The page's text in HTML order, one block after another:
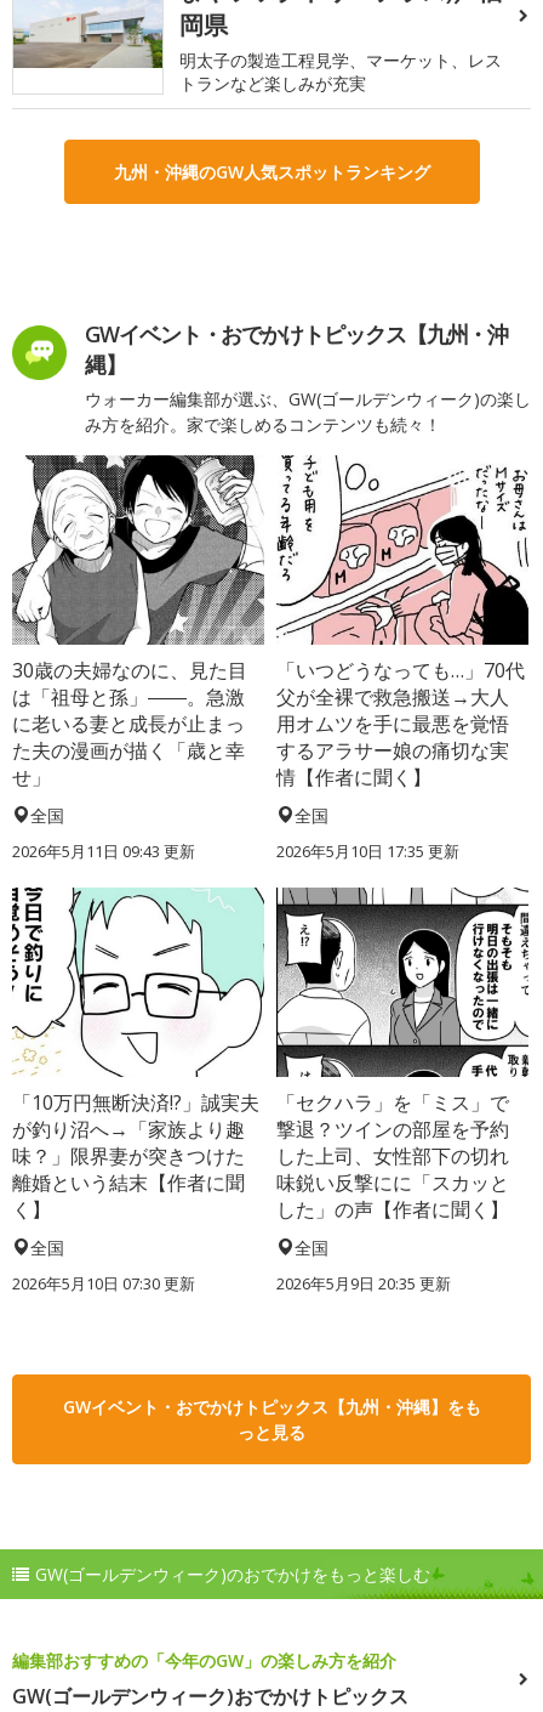
岡県
明太子の製造工程見学、マーケット、レス
トランなど楽しみが充実
九州・沖縄のGW人気スポットランキング
GWイベント・おでかけトピックス【九州・沖
縄】
ウォーカー編集部が選ぶ、GW(ゴールデンウィーク)の楽し
み方を紹介。家で楽しめるコンテンツも続々！
30歳の夫婦なのに、見た目
は「祖母と孫」――。急激
に老いる妻と成長が止まっ
た夫の漫画が描く「歳と幸
せ」
全国
2026年5月11日 09:43 更新
「いつどうなっても…」70代
父が全裸で救急搬送→大人
用オムツを手に最悪を覚悟
するアラサー娘の痛切な実
情【作者に聞く】
全国
2026年5月10日 17:35 更新
「10万円無断決済!?」誠実夫
が釣り沼へ→「家族より趣
味？」限界妻が突きつけた
離婚という結末【作者に聞
く】
全国
2026年5月10日 07:30 更新
「セクハラ」を「ミス」で
撃退？ツインの部屋を予約
した上司、女性部下の切れ
味鋭い反撃にに「スカッと
した」の声【作者に聞く】
全国
2026年5月9日 20:35 更新
GWイベント・おでかけトピックス【九州・沖縄】をも
っと見る
GW(ゴールデンウィーク)のおでかけをもっと楽しむ
編集部おすすめの「今年のGW」の楽しみ方を紹介
GW(ゴールデンウィーク)おでかけトピックス